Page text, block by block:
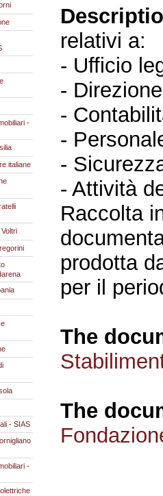
-
italiane
- SIAS
-
relativi a:
- Ufficio
-
-
-
-
- Attività
Raccolta
prodotta
per il
The
The